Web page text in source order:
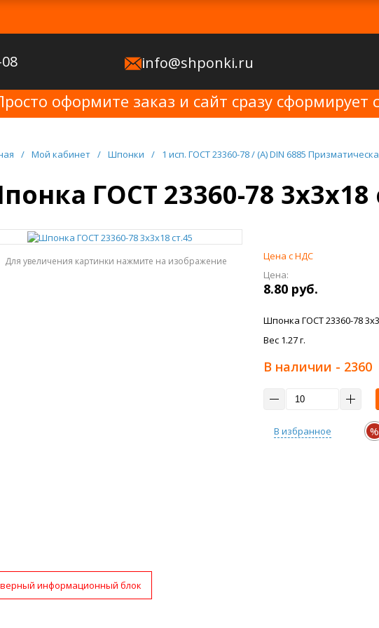
info@shponki.ru
оформите заказ и сайт сразу
/ Мой кабинет / Шпонки / 1 исп. ГОСТ 23360-78 / (A) DIN 6885
ГОСТ 23360-78 3x3x18
Для увеличения картинки нажмите на изображение
Цена с НДС
Цена:
8.80 руб.
Шпонка ГОСТ 23360-78
Вес 1.27 г.
В наличии - 2360
В избранное %
информационный блок